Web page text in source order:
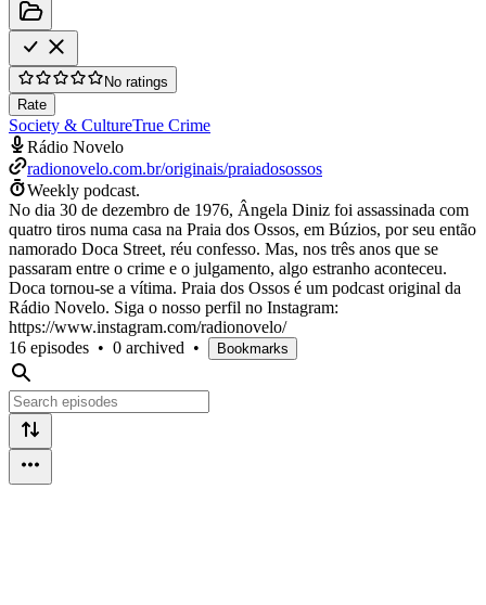
No ratings
Rate
Society & CultureTrue Crime
Rádio Novelo
radionovelo.com.br/originais/praiadosossos
Weekly podcast.
No dia 30 de dezembro de 1976, Ângela Diniz foi assassinada com
quatro tiros numa casa na Praia dos Ossos, em Búzios, por seu então
namorado Doca Street, réu confesso. Mas, nos três anos que se
passaram entre o crime e o julgamento, algo estranho aconteceu.
Doca tornou-se a vítima. Praia dos Ossos é um podcast original da
Rádio Novelo. Siga o nosso perfil no Instagram:
https://www.instagram.com/radionovelo/
16 episodes • 0 archived • Bookmarks